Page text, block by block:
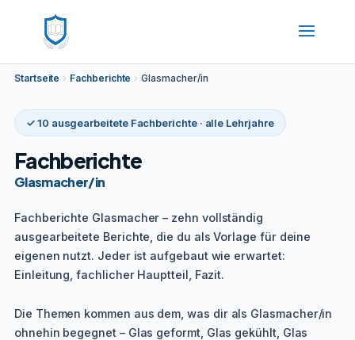
Startseite › Fachberichte › Glasmacher/in
✓ 10 ausgearbeitete Fachberichte · alle Lehrjahre
Fachberichte
Glasmacher/in
Fachberichte Glasmacher – zehn vollständig
ausgearbeitete Berichte, die du als Vorlage für deine
eigenen nutzt. Jeder ist aufgebaut wie erwartet:
Einleitung, fachlicher Hauptteil, Fazit.
Die Themen kommen aus dem, was dir als Glasmacher/in
ohnehin begegnet – Glas geformt, Glas gekühlt, Glas